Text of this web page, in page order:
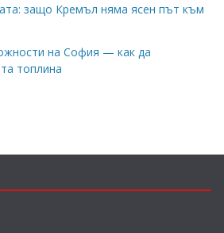
защо Кремъл няма ясен път към
на София — как да
топлина